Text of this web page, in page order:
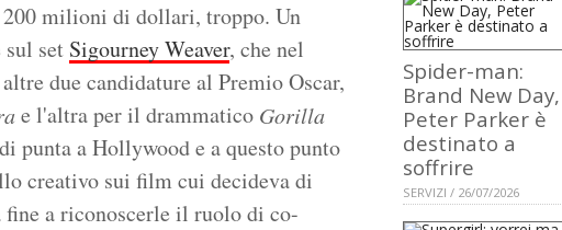
milioni di dollari, troppo. Un
set Sigourney Weaver, che nel
due candidature al Premio Oscar,
e l'altra per il drammatico Gorilla
punta a Hollywood e a questo punto
creativo sui film cui decideva di
a riconoscerle il ruolo di co-
Spider-man:
Brand New Day,
Peter Parker è
destinato a
soffrire
SERVIZI / 26/07/2026